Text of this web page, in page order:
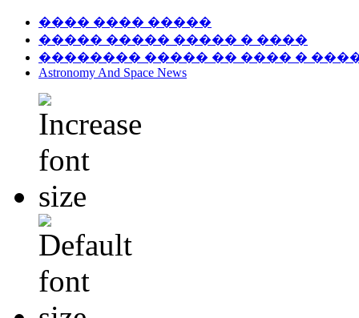
���� ���� �����
����� ����� ����� � ����
�������� ����� �� ���� �
Astronomy And Space News